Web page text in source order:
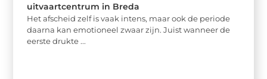
uitvaartcentrum in Breda
Het afscheid zelf is vaak intens, maar ook de periode
daarna kan emotioneel zwaar zijn. Juist wanneer de
eerste drukte ...